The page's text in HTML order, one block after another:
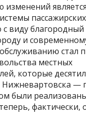
изменений является
с виду
и
стал
местных
которые
Нижневартовска —
были
фактически,